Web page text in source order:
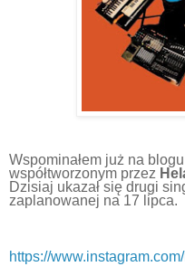
Wspominałem już na
współtworzonym przez
Dzisiaj ukazał się drugi
zaplanowanej na 17 lipca.
https://